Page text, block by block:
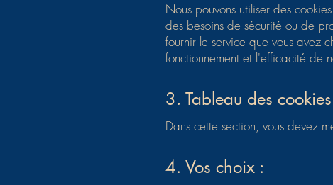
Nous pouvons utiliser des
des besoins de sécurité ou de
fournir le service que vous avez
fonctionnement et l'efficacité de
3. Tableau des
Dans cette section, vous devez
4. Vos choix :